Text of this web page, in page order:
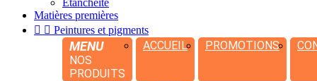
Etanchéité
Matières premières
  Peintures et pigments
MENU
NOS
PRODUITS
ACCUEIL PROMOTIONS